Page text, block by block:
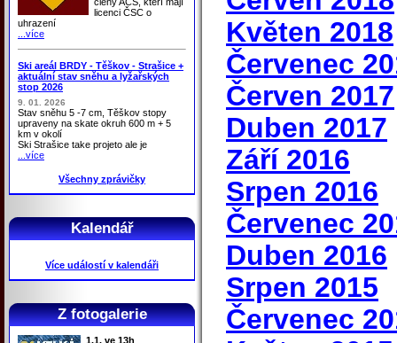
licenci ČSC o
uhrazení
...více
Ski areál BRDY - Těškov - Strašice +
aktuální stav sněhu a lyžařských
stop 2026
9. 01. 2026
Stav sněhu 5 -7 cm, Těškov stopy
upraveny na skate okruh 600 m + 5
km v okolí
Ski Strašice take projeto ale je
...více
Všechny zprávičky
Kalendář
Více událostí v kalendáři
Z fotogalerie
1.1. ve 13h
Květen 2018
Červenec
Červen 2017
Duben 2017
Září 2016
Srpen 2016
Červenec
Duben 2016
Srpen 2015
Červenec